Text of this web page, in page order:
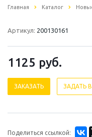
Главная Каталог
Артикул: 200130161
1125 руб.
ЗАКАЗАТЬ ЗАДАТЬ
Поделиться ссылкой: